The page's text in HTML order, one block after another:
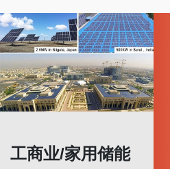
工商业/家用储能